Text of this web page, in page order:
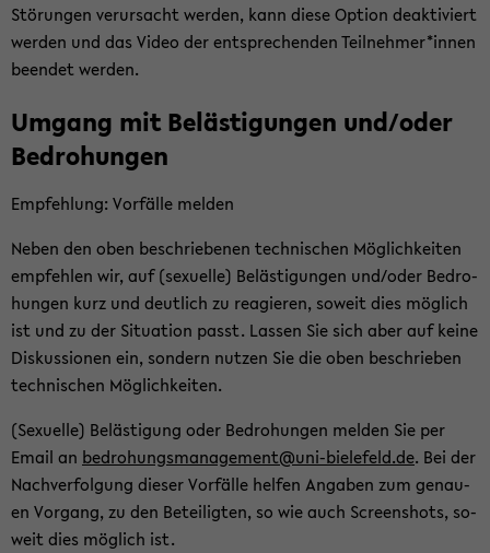
Stö­run­gen ver­ur­sacht wer­den, kann diese Op­ti­on de­ak­ti­viert
wer­den und das Video der ent­spre­chen­den Teil­neh­mer*innen
be­en­det wer­den.
Um­gang mit Be­läs­ti­gun­gen und/oder
Be­dro­hun­gen
Emp­feh­lung: Vor­fäl­le mel­den
Neben den oben be­schrie­be­nen tech­ni­schen Mög­lich­kei­ten
emp­feh­len wir, auf (se­xu­el­le) Be­läs­ti­gun­gen und/oder Be­dro­
hun­gen kurz und deut­lich zu re­agie­ren, so­weit dies mög­lich
ist und zu der Si­tua­ti­on passt. Las­sen Sie sich aber auf keine
Dis­kus­sio­nen ein, son­dern nut­zen Sie die oben be­schrie­ben
tech­ni­schen Mög­lich­kei­ten.
(Se­xu­el­le) Be­läs­ti­gung oder Be­dro­hun­gen mel­den Sie per
Email an be­dro­hungs­ma­nage­ment@uni-​bielefeld.de. Bei der
Nach­ver­fol­gung die­ser Vor­fäl­le hel­fen An­ga­ben zum ge­nau­
en Vor­gang, zu den Be­tei­lig­ten, so wie auch Screen­shots, so­
weit dies mög­lich ist.